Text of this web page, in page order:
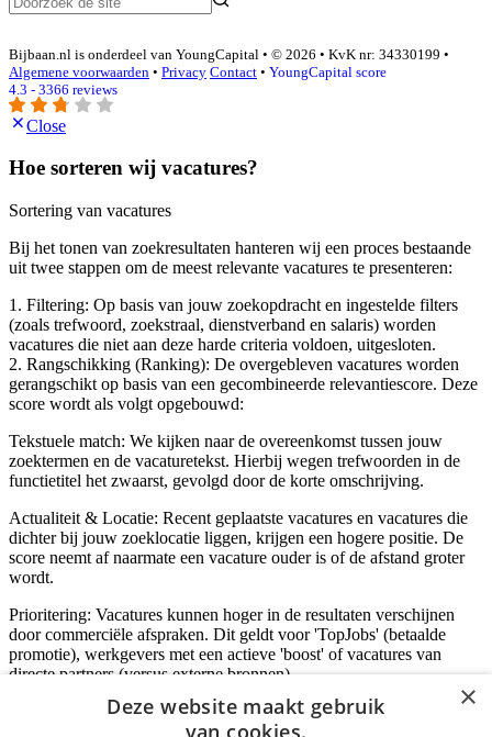
Bijbaan.nl is onderdeel van YoungCapital • © 2026 • KvK nr: 34330199 •
Algemene voorwaarden • Privacy Contact • YoungCapital score
4.3 - 3366 reviews
Close
Hoe sorteren wij vacatures?
Sortering van vacatures
Bij het tonen van zoekresultaten hanteren wij een proces bestaande
uit twee stappen om de meest relevante vacatures te presenteren:
1. Filtering: Op basis van jouw zoekopdracht en ingestelde filters
(zoals trefwoord, zoekstraal, dienstverband en salaris) worden
vacatures die niet aan deze harde criteria voldoen, uitgesloten.
2. Rangschikking (Ranking): De overgebleven vacatures worden
gerangschikt op basis van een gecombineerde relevantiescore. Deze
score wordt als volgt opgebouwd:
Tekstuele match: We kijken naar de overeenkomst tussen jouw
zoektermen en de vacaturetekst. Hierbij wegen trefwoorden in de
functietitel het zwaarst, gevolgd door de korte omschrijving.
Actualiteit & Locatie: Recent geplaatste vacatures en vacatures die
dichter bij jouw zoeklocatie liggen, krijgen een hogere positie. De
score neemt af naarmate een vacature ouder is of de afstand groter
wordt.
Prioritering: Vacatures kunnen hoger in de resultaten verschijnen
door commerciële afspraken. Dit geldt voor 'TopJobs' (betaalde
promotie), werkgevers met een actieve 'boost' of vacatures van
directe partners (versus externe bronnen).
×
Deze website maakt gebruik
van cookies.